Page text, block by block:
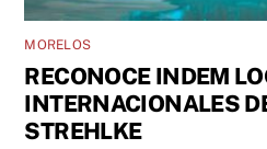
MORELOS
RECONOCE INDEM
INTERNACIONALES
STREHLKE